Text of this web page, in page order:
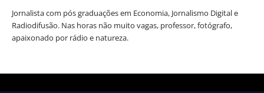
Jornalista com pós graduações em Economia, Jornalismo Digital e
Radiodifusão. Nas horas não muito vagas, professor, fotógrafo,
apaixonado por rádio e natureza.